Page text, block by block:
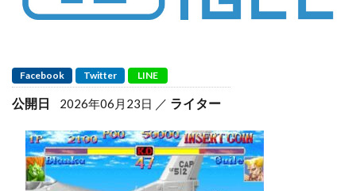
Facebook Twitter LINE
公開日 2026年06月23日 ライター